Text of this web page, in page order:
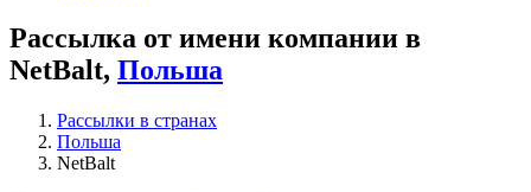
Рассылка от имени компании в
NetBalt, Польша
Рассылки в странах
Польша
NetBalt